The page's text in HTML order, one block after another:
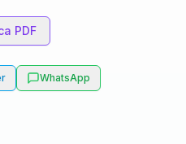
PDF
WhatsApp